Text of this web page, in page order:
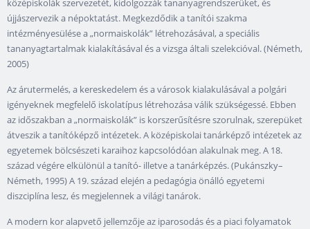
középiskolák szervezetét, kidolgozzák tananyagrendszerüket, és
újjászervezik a népoktatást. Megkezdődik a tanítói szakma
intézményesülése a „normaiskolák” létrehozásával, a speciális
tananyagtartalmak kialakításával és a vizsga általi szelekcióval. (Németh,
2005)
Az árutermelés, a kereskedelem és a városok kialakulásával a polgári
igényeknek megfelelő iskolatípus létrehozása válik szükségessé. Ebben
az időszakban a „normaiskolák” is korszerűsítésre szorulnak, szerepüket
átveszik a tanítóképző intézetek. A középiskolai tanárképző intézetek az
egyetemek bölcsészeti karaihoz kapcsolódóan alakulnak meg. A 18.
század végére elkülönül a tanító- illetve a tanárképzés. (Pukánszky–
Németh, 1995) A 19. század elején a pedagógia önálló egyetemi
diszciplína lesz, és megjelennek a világi tanárok.
A modern kor alapvető jellemzője az iparosodás és a piaci folyamatok